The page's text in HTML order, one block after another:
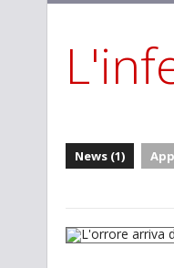
STAR TREK: STRANGE
News (1)